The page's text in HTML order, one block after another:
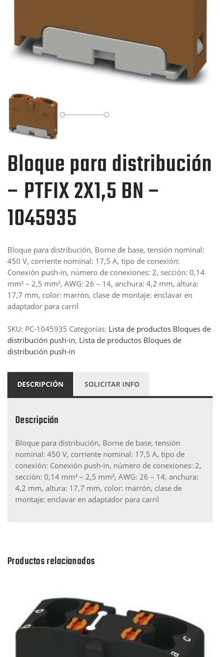
Bloque para distribución
– PTFIX 2X1,5 BN –
1045935
Bloque para distribución, Borne de base, tensión nominal:
450 V, corriente nominal: 17,5 A, tipo de conexión:
Conexión push-in, número de conexiones: 2, sección: 0,14
mm² – 2,5 mm², AWG: 26 – 14, anchura: 4,2 mm, altura:
17,7 mm, color: marrón, clase de montaje: enclavar en
adaptador para carril
SKU: PC-1045935 Categorías: Lista de productos Bloques de
distribución push-in, Lista de productos Bloques de
distribución push-in
DESCRIPCIÓN SOLICITAR INFO
Descripción
Bloque para distribución, Borne de base, tensión
nominal: 450 V, corriente nominal: 17,5 A, tipo de
conexión: Conexión push-in, número de conexiones: 2,
sección: 0,14 mm² – 2,5 mm², AWG: 26 – 14, anchura:
4,2 mm, altura: 17,7 mm, color: marrón, clase de
montaje: enclavar en adaptador para carril
Productos relacionados